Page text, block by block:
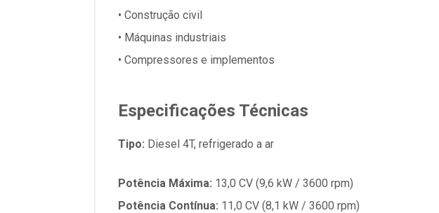
• Construção civil
• Máquinas industriais
• Compressores e implementos
Especificações Técnicas
Tipo: Diesel 4T, refrigerado a ar
Potência Máxima: 13,0 CV (9,6 kW / 3600 rpm)
Potência Contínua: 11,0 CV (8,1 kW / 3600 rpm)